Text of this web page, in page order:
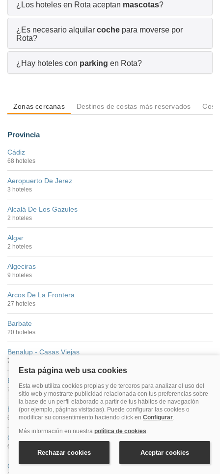
¿Los hoteles en Rota aceptan mascotas?
¿Es necesario alquilar coche para moverse por
Rota?
¿Hay hoteles con parking en Rota?
Zonas cercanas Destinos de costas más reservados
Provincia
Cádiz
68 hoteles
Aeropuerto De Jerez
3 hoteles
Alcalá De Los Gazules
2 hoteles
Algar
2 hoteles
Algeciras
9 hoteles
Arcos De La Frontera
27 hoteles
Barbate
20 hoteles
Benalup - Casas Viejas
7 hoteles
Benaocaz
2 hoteles
Bolonia
6 hoteles
Cádiz Provincia
611 hoteles
Castelar De La Frontera